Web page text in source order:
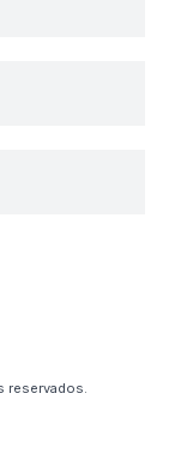
reservados.